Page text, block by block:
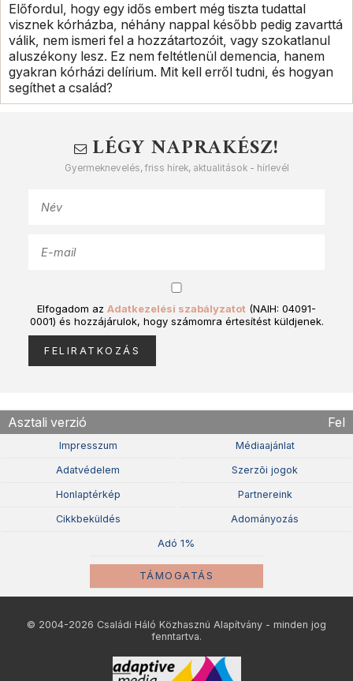
Előfordul, hogy egy idős embert még tiszta tudattal
visznek kórházba, néhány nappal később pedig zavarttá
válik, nem ismeri fel a hozzátartozóit, vagy szokatlanul
aluszékony lesz. Ez nem feltétlenül demencia, hanem
gyakran kórházi delírium. Mit kell erről tudni, és hogyan
segíthet a család?
LÉGY NAPRAKÉSZ!
Gyermeknevelés, friss hírek, aktualitások - hírlevél
Elfogadom az Adatkezelési szabályzatot (NAIH: 04091-
0001) és hozzájárulok, hogy számomra értesítést küldjenek.
Asztali verzió Fel
Impresszum Médiaajánlat
Adatvédelem Szerzõi jogok
Honlaptérkép Partnereink
Cikkbeküldés Adományozás
Adó 1%
TÁMOGATÁS
© 2004-2026 Családi Háló Közhasznú Alapítvány - minden jog
fenntartva.